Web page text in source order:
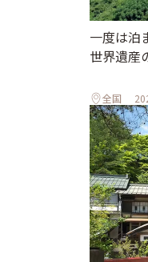
一度は泊
世界遺産
全国